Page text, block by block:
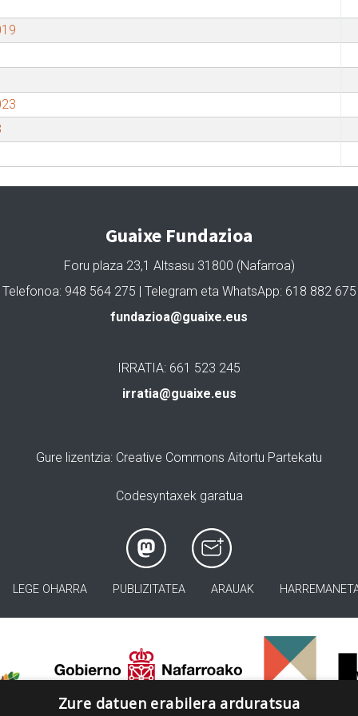
Guaixe Fundazioa
Foru plaza 23,1 Altsasu 31800 (Nafarroa)
Telefonoa: 948 564 275 | Telegram eta WhatsApp: 618 882 675
fundazioa@guaixe.eus
IRRATIA: 661 523 245
irratia@guaixe.eus
Gure lizentzia: Creative Commons Aitortu Partekatu
Codesyntaxek garatua
LEGE OHARRA PUBLIZITATEA ARAUAK
Zure datuen erabilera arduratsua